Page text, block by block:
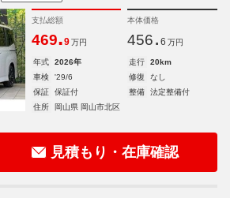
支払総額
469.9 万円
本体価格
456. 6 万円
年式 2026年 走行
20km
車検
'29/6 修復
なし
保証
保証付 整備
法定整備付
住所
岡山県 岡山市北区
見積もり・在庫確認